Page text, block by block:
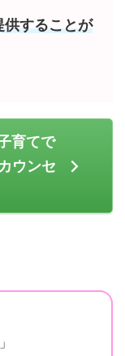
供することが
育てで
ウンセ